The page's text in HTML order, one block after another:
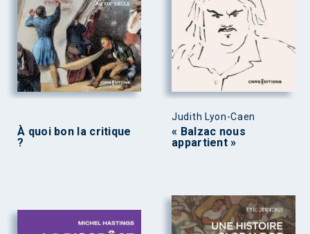
À quoi bon la critique
?
Judith Lyon-Caen
« Balzac nous
appartient »